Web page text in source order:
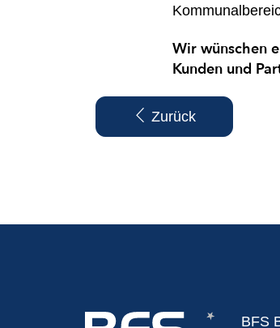
Wir wünschen
Kunden und
Zurück
BFS